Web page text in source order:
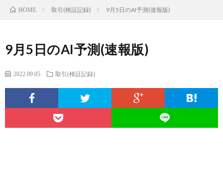
グ
HOME 取引(検証記録) 9月5日のAI予測(速報版)
9月5日のAI予測(速報版)
2022.09.05 取引(検証記録)